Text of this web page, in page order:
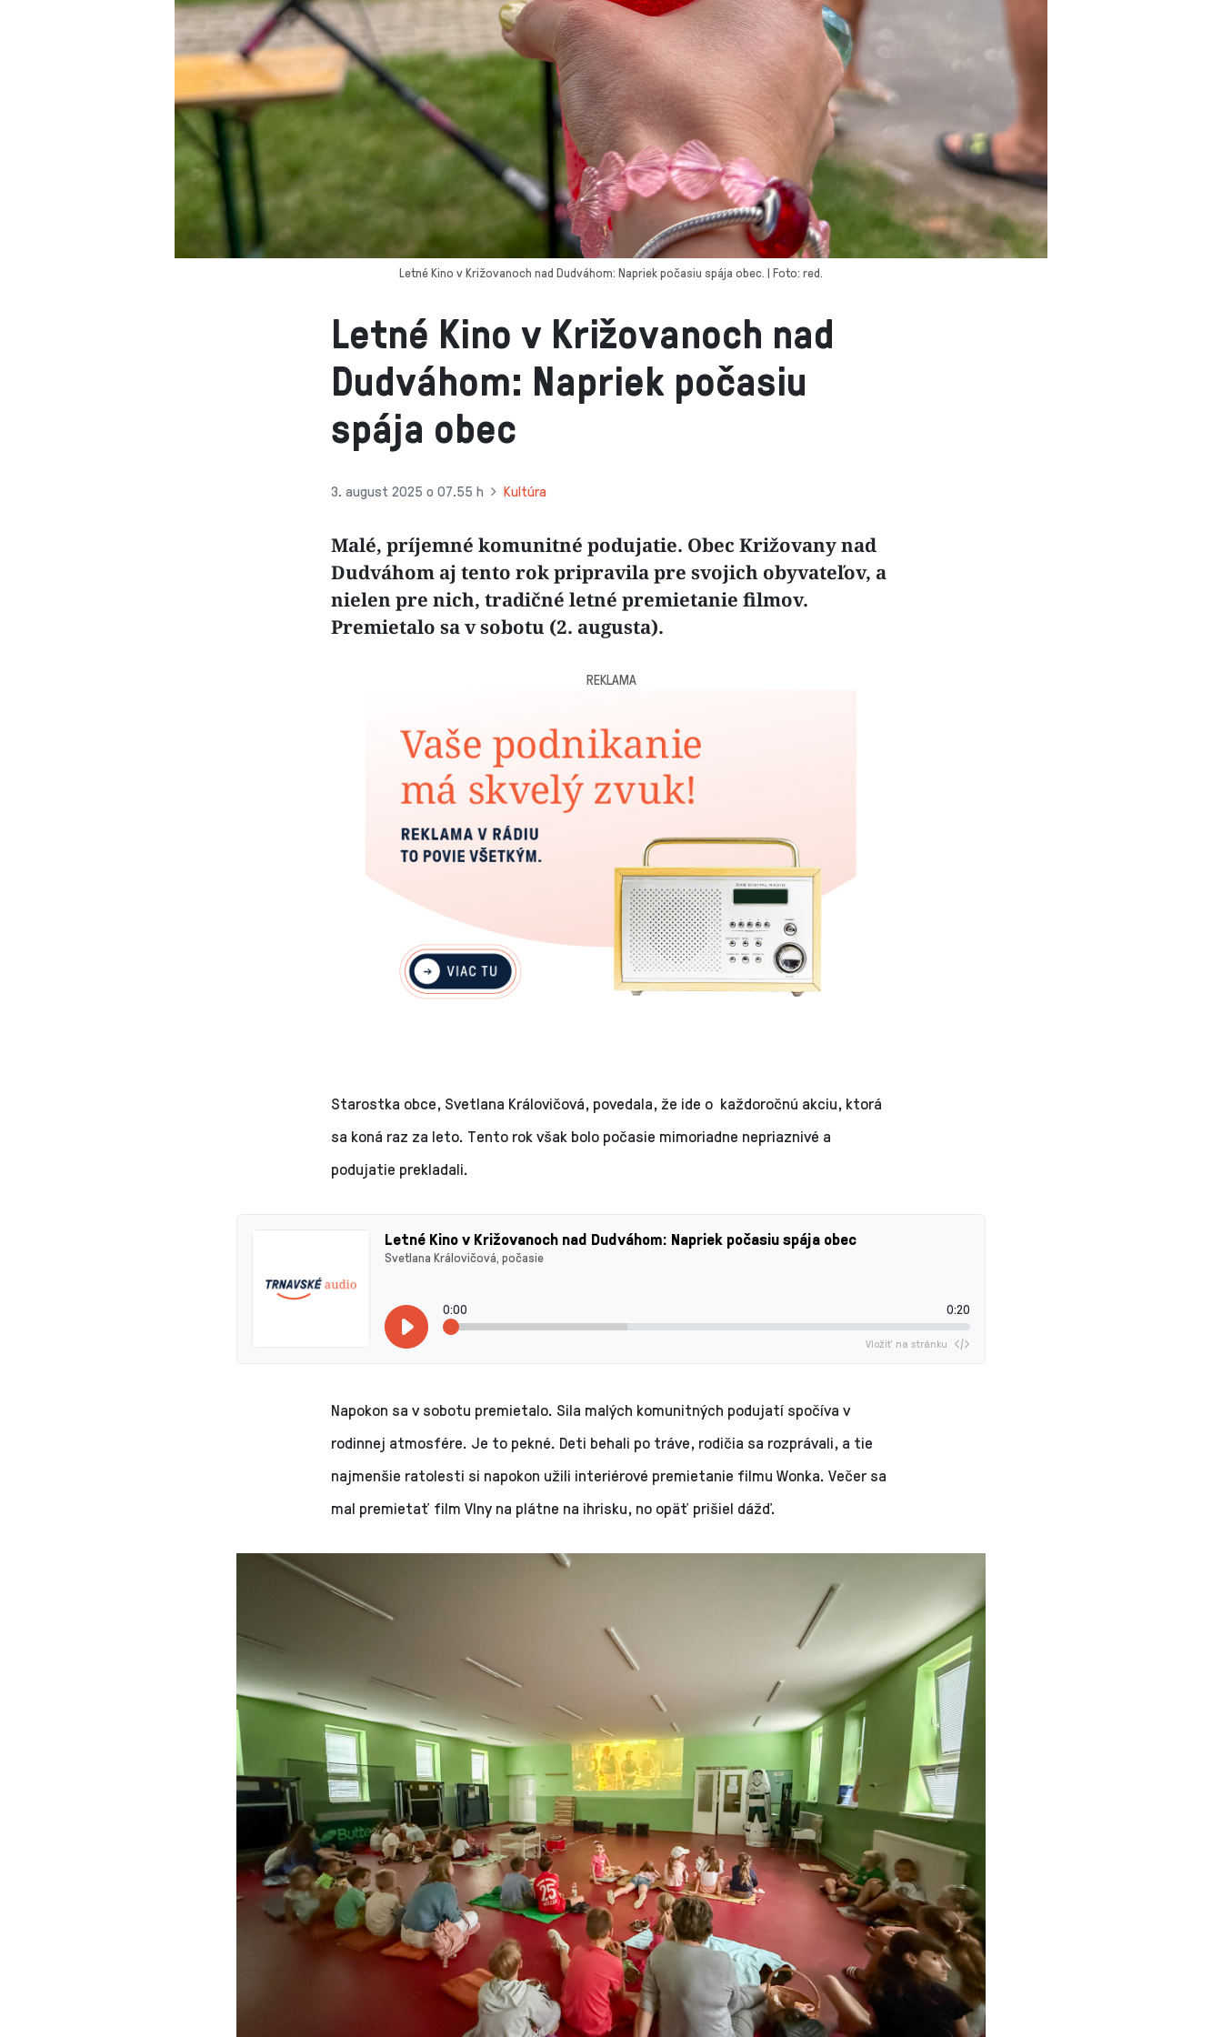
Letné Kino v Križovanoch nad
Dudváhom: Napriek počasiu
spája obec
3. august 2025 o 07.55 h Kultúra
Malé, príjemné komunitné podujatie. Obec Križovany nad
Dudváhom aj tento rok pripravila pre svojich obyvateľov, a
nielen pre nich, tradičné letné premietanie filmov.
Premietalo sa v sobotu (2. augusta).
Letné Kino v Križovanoch nad Dudváhom: Napriek počasiu spája obec. | Foto: red.
REKLAMA
Starostka obce, Svetlana Královičová, povedala, že ide o každoročnú akciu, ktorá
sa koná raz za leto. Tento rok však bolo počasie mimoriadne nepriaznivé a
podujatie prekladali.
Letné Kino v Križovanoch nad Dudváhom: Napriek počasiu spája obec
Svetlana Královičová, počasie
0:00 0:20
Vložiť na stránku
Napokon sa v sobotu premietalo. Sila malých komunitných podujatí spočíva v
rodinnej atmosfére. Je to pekné. Deti behali po tráve, rodičia sa rozprávali, a tie
najmenšie ratolesti si napokon užili interiérové premietanie filmu Wonka. Večer sa
mal premietať film Vlny na plátne na ihrisku, no opäť prišiel dážď.